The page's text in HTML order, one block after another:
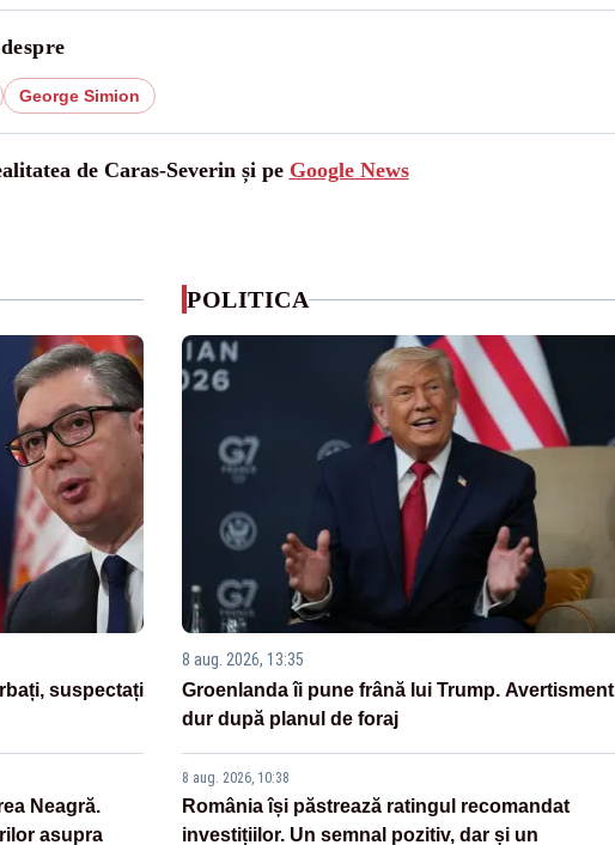
George Simion
de Caras-Severin și pe Google News
suspectați
Neagră.
asupra
POLITICA
8 aug. 2026, 13:35
Groenlanda îi pune frână lui Trump. Avertisment
dur după planul de foraj
8 aug. 2026, 10:38
România își păstrează ratingul recomandat
investițiilor. Un semnal pozitiv, dar și un